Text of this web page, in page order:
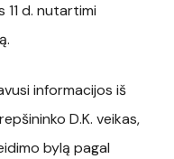
11 d. nutartimi
informacijos iš
D.K. veikas,
bylą pagal